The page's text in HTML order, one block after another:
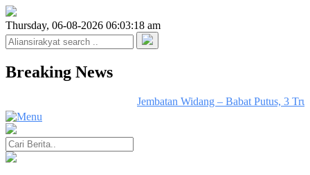
Thursday, 06-08-2026 06:03:18 am
Breaking News
Jembatan Widang – Babat Putus, 3